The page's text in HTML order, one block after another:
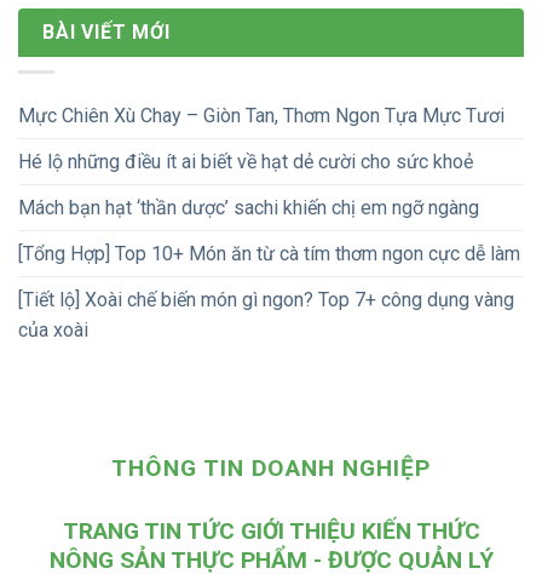
BÀI VIẾT MỚI
Mực Chiên Xù Chay – Giòn Tan, Thơm Ngon Tựa Mực Tươi
Hé lộ những điều ít ai biết về hạt dẻ cười cho sức khoẻ
Mách bạn hạt ‘thần dược’ sachi khiến chị em ngỡ ngàng
[Tổng Hợp] Top 10+ Món ăn từ cà tím thơm ngon cực dễ làm
[Tiết lộ] Xoài chế biến món gì ngon? Top 7+ công dụng vàng
của xoài
THÔNG TIN DOANH NGHIỆP
TRANG TIN TỨC GIỚI THIỆU KIẾN THỨC
NÔNG SẢN THỰC PHẨM - ĐƯỢC QUẢN LÝ